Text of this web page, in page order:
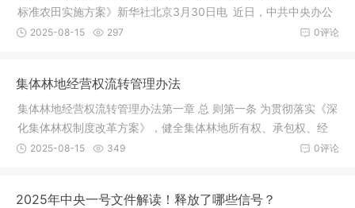
标准农田实施方案》新华社北京3月30日电 近日，中共中央办公
厅、国务院办公厅印发了《逐步把永久基本农田建成高标准农田
0评论
2025-08-15 297
集体林地经营权流转管理办法
集体林地经营权流转管理办法第一章 总 则第一条 为贯彻落实《深
化集体林权制度改革方案》，健全集体林地所有权、承包权、经
营权三权分置运行机制，规范集体林地经营权（以下简称“林地经
0评论
2025-08-15 349
2025年中央一号文件解读！释放了哪些信号？